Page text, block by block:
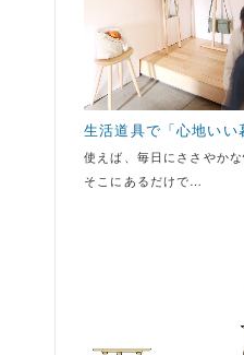
生活道具で「心地いい
使えば、毎日にささやか
そこにあるだけで…